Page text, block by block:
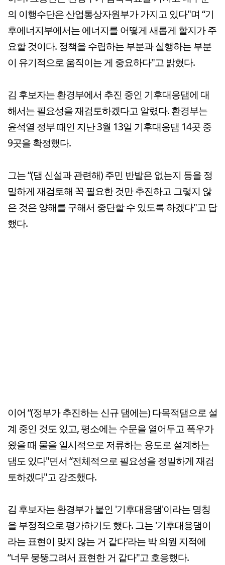
의 이행수단은 산업통상자원부가 가지고 있다"며 “기
후에너지부에서는 에너지를 어떻게 새롭게 할지가 주
요할 것이다. 정책을 수립하는 부분과 실행하는 부분
이 유기적으로 움직이는 게 중요하다"고 밝혔다.
김 후보자는 환경부에서 추진 중인 기후대응댐에 대
해서는 필요성을 재검토하겠다고 알렸다. 환경부는
윤석열 정부 때인 지난 3월 13일 기후대응댐 14곳 중
9곳을 확정했다.
그는 “(댐 신설과 관련해) 주민 반발은 없는지 등을 정
밀하게 재검토해 꼭 필요한 것만 추진하고 그렇지 않
은 것은 양해를 구해서 중단할 수 있도록 하겠다"고 답
했다.
이어 “(정부가 추진하는 신규 댐에는) 다목적댐으로 설
계 중인 것도 있고, 평소에는 수문을 열어두고 폭우가
왔을 때 물을 일시적으로 저류하는 용도로 설계하는
댐도 있다"면서 “전체적으로 필요성을 정밀하게 재검
토하겠다"고 강조했다.
김 후보자는 환경부가 붙인 '기후대응댐'이라는 명칭
을 부정적으로 평가하기도 했다. 그는 '기후대응댐이
라는 표현이 맞지 않는 거 같다'라는 박 의원 지적에
“너무 뭉뚱그려서 표현한 거 같다"고 호응했다.